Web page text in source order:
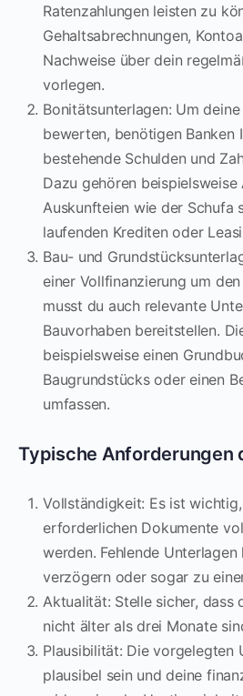
Ratenzahlungen leisten zu
Gehaltsabrechnungen,
Nachweise über dein
vorlegen.
Bonitätsunterlagen: Um
bewerten, benötigen Banken
bestehende Schulden und
Dazu gehören
Auskunfteien wie der Schufa
laufenden Krediten oder
Bau- und
einer Vollfinanzierung um
musst du auch relevante
Bauvorhaben bereitstellen.
beispielsweise einen
Baugrundstücks oder einen
umfassen.
Typische Anforderungen
Vollständigkeit: Es ist
erforderlichen Dokumente
werden. Fehlende
verzögern oder sogar zu
Aktualität: Stelle sicher, dass
nicht älter als drei Monate
Plausibilität: Die vorgelegten
plausibel sein und deine